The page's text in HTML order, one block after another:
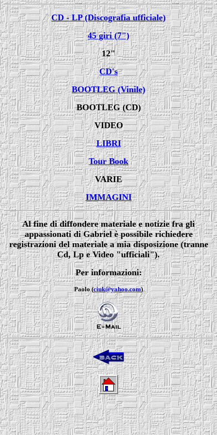
CD - LP (Discografia ufficiale)
45 giri (7")
12"
CD's
BOOTLEG (Vinile)
BOOTLEG (CD)
VIDEO
LIBRI
Tour Book
VARIE
IMMAGINI
Al fine di diffondere materiale e notizie fra gli
appassionati di Gabriel è possibile richiedere
registrazioni del materiale a mia disposizione (tranne
Cd, Lp e Video "ufficiali").
Per informazioni:
Paolo (ciuk@yahoo.com)